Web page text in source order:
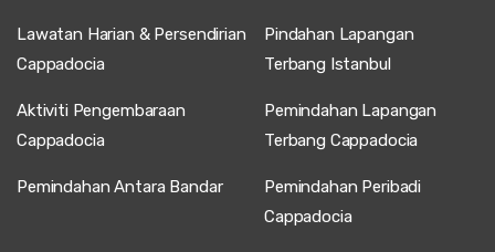
Lawatan Harian & Persendirian
Cappadocia
Pindahan Lapangan
Terbang Istanbul
Aktiviti Pengembaraan
Cappadocia
Pemindahan Lapangan
Terbang Cappadocia
Pemindahan Antara Bandar
Pemindahan Peribadi
Cappadocia